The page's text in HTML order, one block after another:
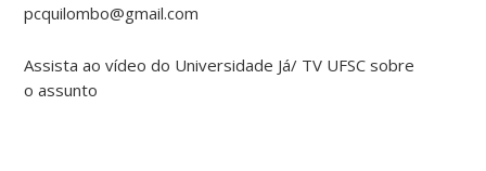
pcquilombo@gmail.com
Assista ao vídeo do Universidade Já/ TV UFSC sobre
o assunto